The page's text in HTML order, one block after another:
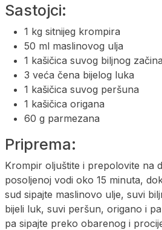
Sastojci:
1 kg sitnijeg krompira
50 ml maslinovog ulja
1 kašičica suvog biljnog začina
3 veća čena bijelog luka
1 kašičica suvog peršuna
1 kašičica origana
60 g parmezana
Priprema:
Krompir oljuštite i prepolovite na
posoljenoj vodi oko 15 minuta,
sud sipajte maslinovo ulje, suvi
bijeli luk, suvi peršun, origano i
pa sipajte preko obarenog i